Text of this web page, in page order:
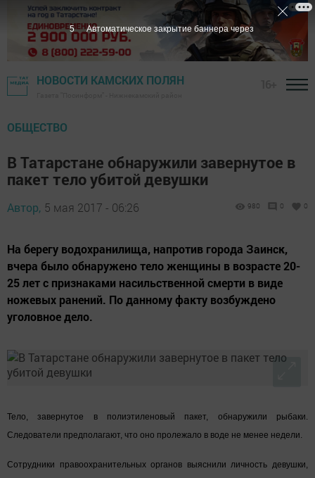
НОВОСТИ КАМСКИХ ПОЛЯН
ОБЩЕСТВО
В Татарстане обнаружили завернутое в
пакет тело убитой девушки
Автор, 5 мая 2017 - 06:26 980 0 0
На берегу водохранилища, напротив города Заинск,
вчера было обнаружено тело женщины в возрасте 20-
25 лет с признаками насильственной смерти в виде
ножевых ранений. По данному факту возбуждено
уголовное дело.
Тело, завернутое в полиэтиленовый пакет, обнаружили рыбаки.
Следователи предполагают, что оно пролежало в воде не менее недели.
Сотрудники правоохранительных органов выяснили личность девушки,
4 Автоматическое закрытие баннера через